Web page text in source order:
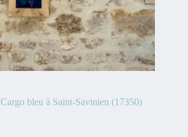
bleu à Saint-Savinien (17350)